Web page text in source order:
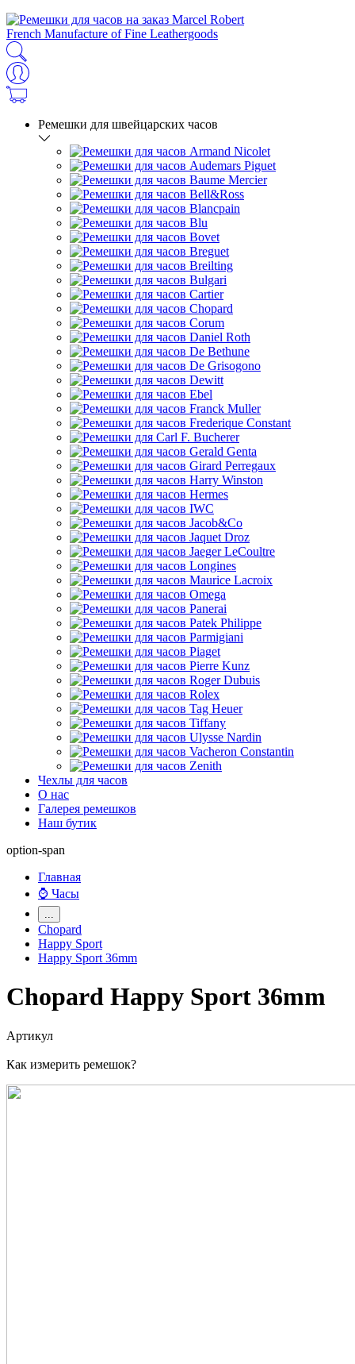
French Manufacture of Fine Leathergoods
Ремешки для швейцарских часов
Чехлы для часов
О нас
Галерея ремешков
Наш бутик
option-span
Главная
⌚ Часы
Chopard
Happy Sport
Happy Sport 36mm
Chopard Happy Sport 36mm
Артикул
Как измерить ремешок?